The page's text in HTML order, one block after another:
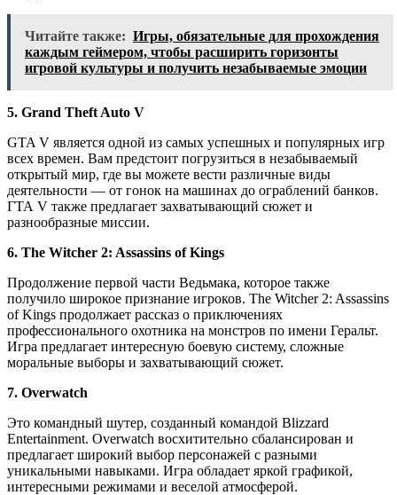
Читайте также: Игры, обязательные для прохождения
каждым геймером, чтобы расширить горизонты
игровой культуры и получить незабываемые эмоции
5. Grand Theft Auto V
GTA V является одной из самых успешных и популярных игр
всех времен. Вам предстоит погрузиться в незабываемый
открытый мир, где вы можете вести различные виды
деятельности — от гонок на машинах до ограблений банков.
ГТА V также предлагает захватывающий сюжет и
разнообразные миссии.
6. The Witcher 2: Assassins of Kings
Продолжение первой части Ведьмака, которое также
получило широкое признание игроков. The Witcher 2: Assassins
of Kings продолжает рассказ о приключениях
профессионального охотника на монстров по имени Геральт.
Игра предлагает интересную боевую систему, сложные
моральные выборы и захватывающий сюжет.
7. Overwatch
Это командный шутер, созданный командой Blizzard
Entertainment. Overwatch восхитительно сбалансирован и
предлагает широкий выбор персонажей с разными
уникальными навыками. Игра обладает яркой графикой,
интересными режимами и веселой атмосферой.